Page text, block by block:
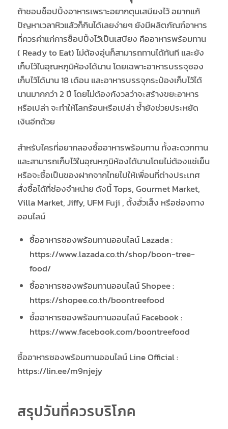
ถ้าชอบช็อปปิ้งอาหารเพราะอยากตุนเสบียงไว้ อยากแก้
ปัญหาเวลาหิวแล้วก็กินได้เลยง่ายๆ ยังมีผลิตภัณฑ์อาหาร
ที่ควรค่าแก่การช็อปปิ้งไว้เป็นเสบียง คืออาหารพร้อมทาน
( Ready to Eat) ไม่ต้องอุ่นก็สามารถทานได้ทันที และยัง
เก็บไว้ในอุณหภูมิห้องได้นาน โดยเฉพาะอาหารบรรจุซอง
เก็บไว้ได้นาน 18 เดือน และอาหารบรรจุกระป๋องเก็บไว้ได้
นานมากกว่า 2 ปี โดยไม่ต้องกังวลว่าจะสร้างขยะอาหาร
หรือเปล่า จะทำให้โลกร้อนหรือเปล่า ซ้ำยังช่วยประหยัด
เงินอีกด้วย
สำหรับใครที่อยากลองซื้ออาหารพร้อมทาน ทั้งสะดวกทาน
และสามารถเก็บไว้ในอุณหภูมิห้องได้นานโดยไม่ต้องแช่เย็น
หรือจะซื้อเป็นของฝากจากไทยไปให้เพื่อนที่ต่างประเทศ
สั่งซื้อได้ที่ช่องจำหน่าย ดังนี้ Tops, Gourmet Market,
Villa Market, Jiffy, UFM Fuji , ตั้งฮั่วเส็ง หรือช่องทาง
ออนไลน์
ซื้ออาหารซองพร้อมทานออนไลน์ Lazada :
https://www.lazada.co.th/shop/boon-tree-
food/
ซื้ออาหารซองพร้อมทานออนไลน์ Shopee :
https://shopee.co.th/boontreefood
ซื้ออาหารซองพร้อมทานออนไลน์ Facebook :
https://www.facebook.com/boontreefood
ซื้ออาหารซองพร้อมทานออนไลน์ Line Official :
https://lin.ee/m9njejy
สรุปวันที่ควรบริโภค